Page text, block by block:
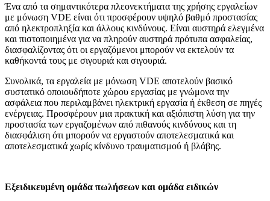
Ένα από τα σημαντικότερα πλεονεκτήματα της χρήσης εργαλείων
με μόνωση VDE είναι ότι προσφέρουν υψηλό βαθμό προστασίας
από ηλεκτροπληξία και άλλους κινδύνους. Είναι αυστηρά ελεγμένα
και πιστοποιημένα για να πληρούν αυστηρά πρότυπα ασφαλείας,
διασφαλίζοντας ότι οι εργαζόμενοι μπορούν να εκτελούν τα
καθήκοντά τους με σιγουριά και σιγουριά.
Συνολικά, τα εργαλεία με μόνωση VDE αποτελούν βασικό
συστατικό οποιουδήποτε χώρου εργασίας με γνώμονα την
ασφάλεια που περιλαμβάνει ηλεκτρική εργασία ή έκθεση σε πηγές
ενέργειας. Προσφέρουν μια πρακτική και αξιόπιστη λύση για την
προστασία των εργαζομένων από πιθανούς κινδύνους και τη
διασφάλιση ότι μπορούν να εργαστούν αποτελεσματικά και
αποτελεσματικά χωρίς κίνδυνο τραυματισμού ή βλάβης.
Εξειδικευμένη ομάδα πωλήσεων και ομάδα ειδικών